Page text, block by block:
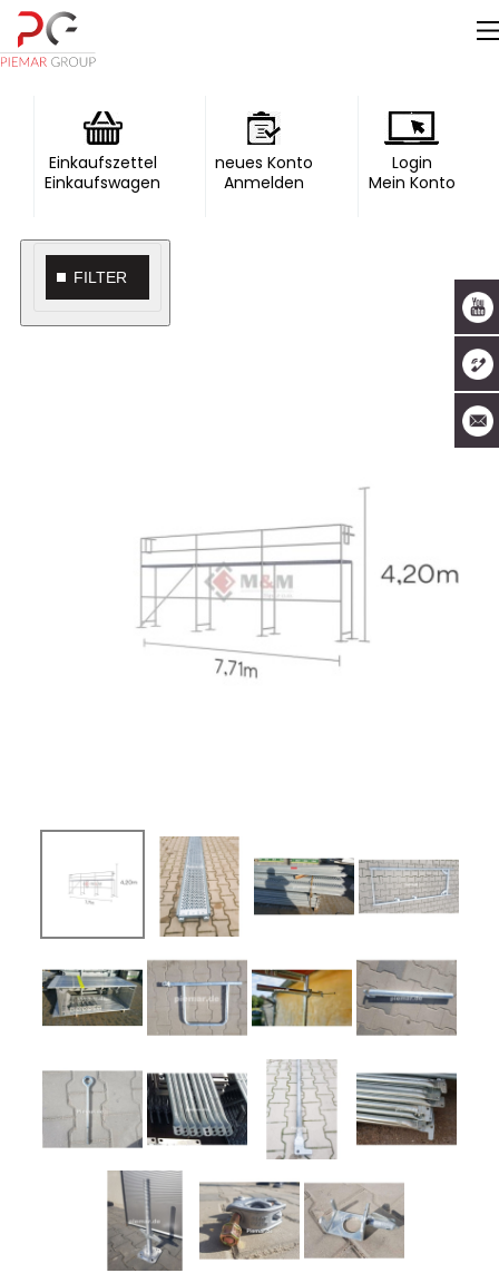
Einkaufszettel
Einkaufswagen
neues Konto
Anmelden
Login
Mein Konto
FILTER